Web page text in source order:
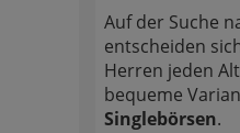
Auf der Suche
entscheiden
Herren jeden
bequeme
Singlebörsen.